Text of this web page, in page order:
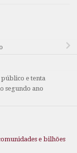
e tenta
segundo ano
e bilhões